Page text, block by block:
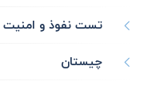
تست نفوذ و امنیت
چیستان